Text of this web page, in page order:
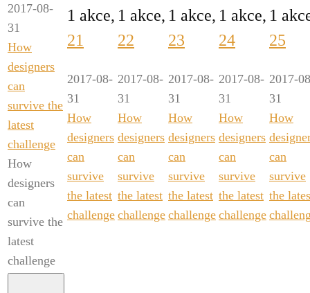
2017-08-
31
How
designers
can
survive the
latest
challenge
How
designers
can
survive the
latest
challenge
1 akce,
21
2017-08-
31
How
designers
can
survive
the latest
challenge
1 akce,
22
2017-08-
31
How
designers
can
survive
the latest
challenge
1 akce,
23
2017-08-
31
How
designers
can
survive
the latest
challenge
1 akce,
24
2017-08-
31
How
designers
can
survive
the latest
challenge
1
25
2017-
31
How
can
survive
the